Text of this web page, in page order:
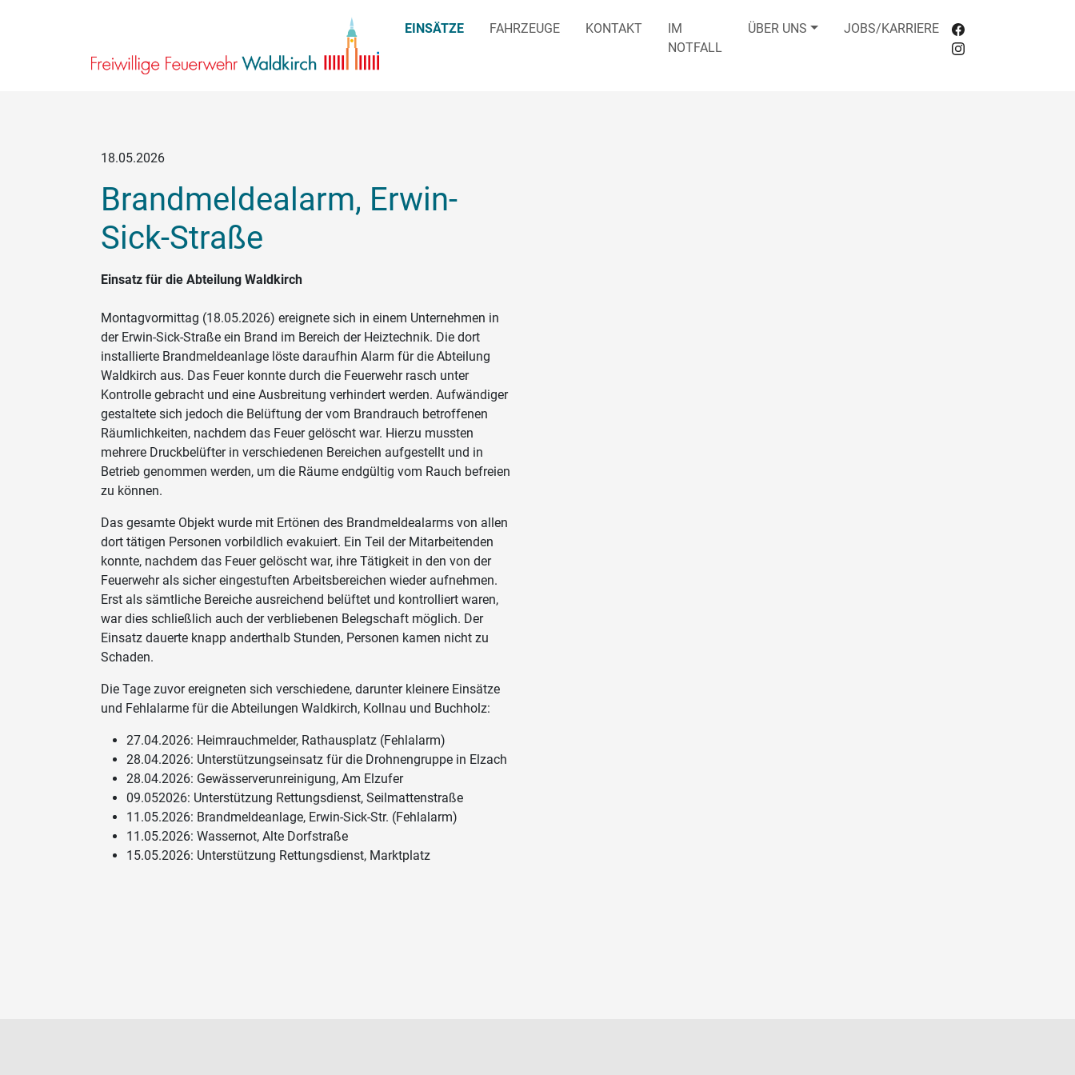
EINSÄTZE FAHRZEUGE KONTAKT
IM
NOTFALL
ÜBER UNS JOBS/KARRIERE
18.05.2026
Brandmeldealarm, Erwin-
Sick-Straße
Einsatz für die Abteilung Waldkirch
Montagvormittag (18.05.2026) ereignete sich in einem Unternehmen in
der Erwin-Sick-Straße ein Brand im Bereich der Heiztechnik. Die dort
installierte Brandmeldeanlage löste daraufhin Alarm für die Abteilung
Waldkirch aus. Das Feuer konnte durch die Feuerwehr rasch unter
Kontrolle gebracht und eine Ausbreitung verhindert werden. Aufwändiger
gestaltete sich jedoch die Belüftung der vom Brandrauch betroffenen
Räumlichkeiten, nachdem das Feuer gelöscht war. Hierzu mussten
mehrere Druckbelüfter in verschiedenen Bereichen aufgestellt und in
Betrieb genommen werden, um die Räume endgültig vom Rauch befreien
zu können.
Das gesamte Objekt wurde mit Ertönen des Brandmeldealarms von allen
dort tätigen Personen vorbildlich evakuiert. Ein Teil der Mitarbeitenden
konnte, nachdem das Feuer gelöscht war, ihre Tätigkeit in den von der
Feuerwehr als sicher eingestuften Arbeitsbereichen wieder aufnehmen.
Erst als sämtliche Bereiche ausreichend belüftet und kontrolliert waren,
war dies schließlich auch der verbliebenen Belegschaft möglich. Der
Einsatz dauerte knapp anderthalb Stunden, Personen kamen nicht zu
Schaden.
Die Tage zuvor ereigneten sich verschiedene, darunter kleinere Einsätze
und Fehlalarme für die Abteilungen Waldkirch, Kollnau und Buchholz:
27.04.2026: Heimrauchmelder, Rathausplatz (Fehlalarm)
28.04.2026: Unterstützungseinsatz für die Drohnengruppe in Elzach
28.04.2026: Gewässerverunreinigung, Am Elzufer
09.052026: Unterstützung Rettungsdienst, Seilmattenstraße
11.05.2026: Brandmeldeanlage, Erwin-Sick-Str. (Fehlalarm)
11.05.2026: Wassernot, Alte Dorfstraße
15.05.2026: Unterstützung Rettungsdienst, Marktplatz